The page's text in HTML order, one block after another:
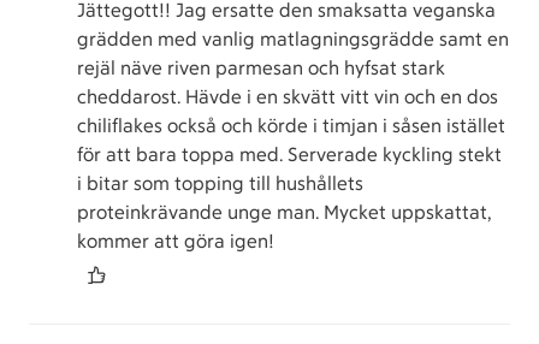
Jättegott!! Jag ersatte den smaksatta veganska
grädden med vanlig matlagningsgrädde samt en
rejäl näve riven parmesan och hyfsat stark
cheddarost. Hävde i en skvätt vitt vin och en dos
chiliflakes också och körde i timjan i såsen istället
för att bara toppa med. Serverade kyckling stekt
i bitar som topping till hushållets
proteinkrävande unge man. Mycket uppskattat,
kommer att göra igen!